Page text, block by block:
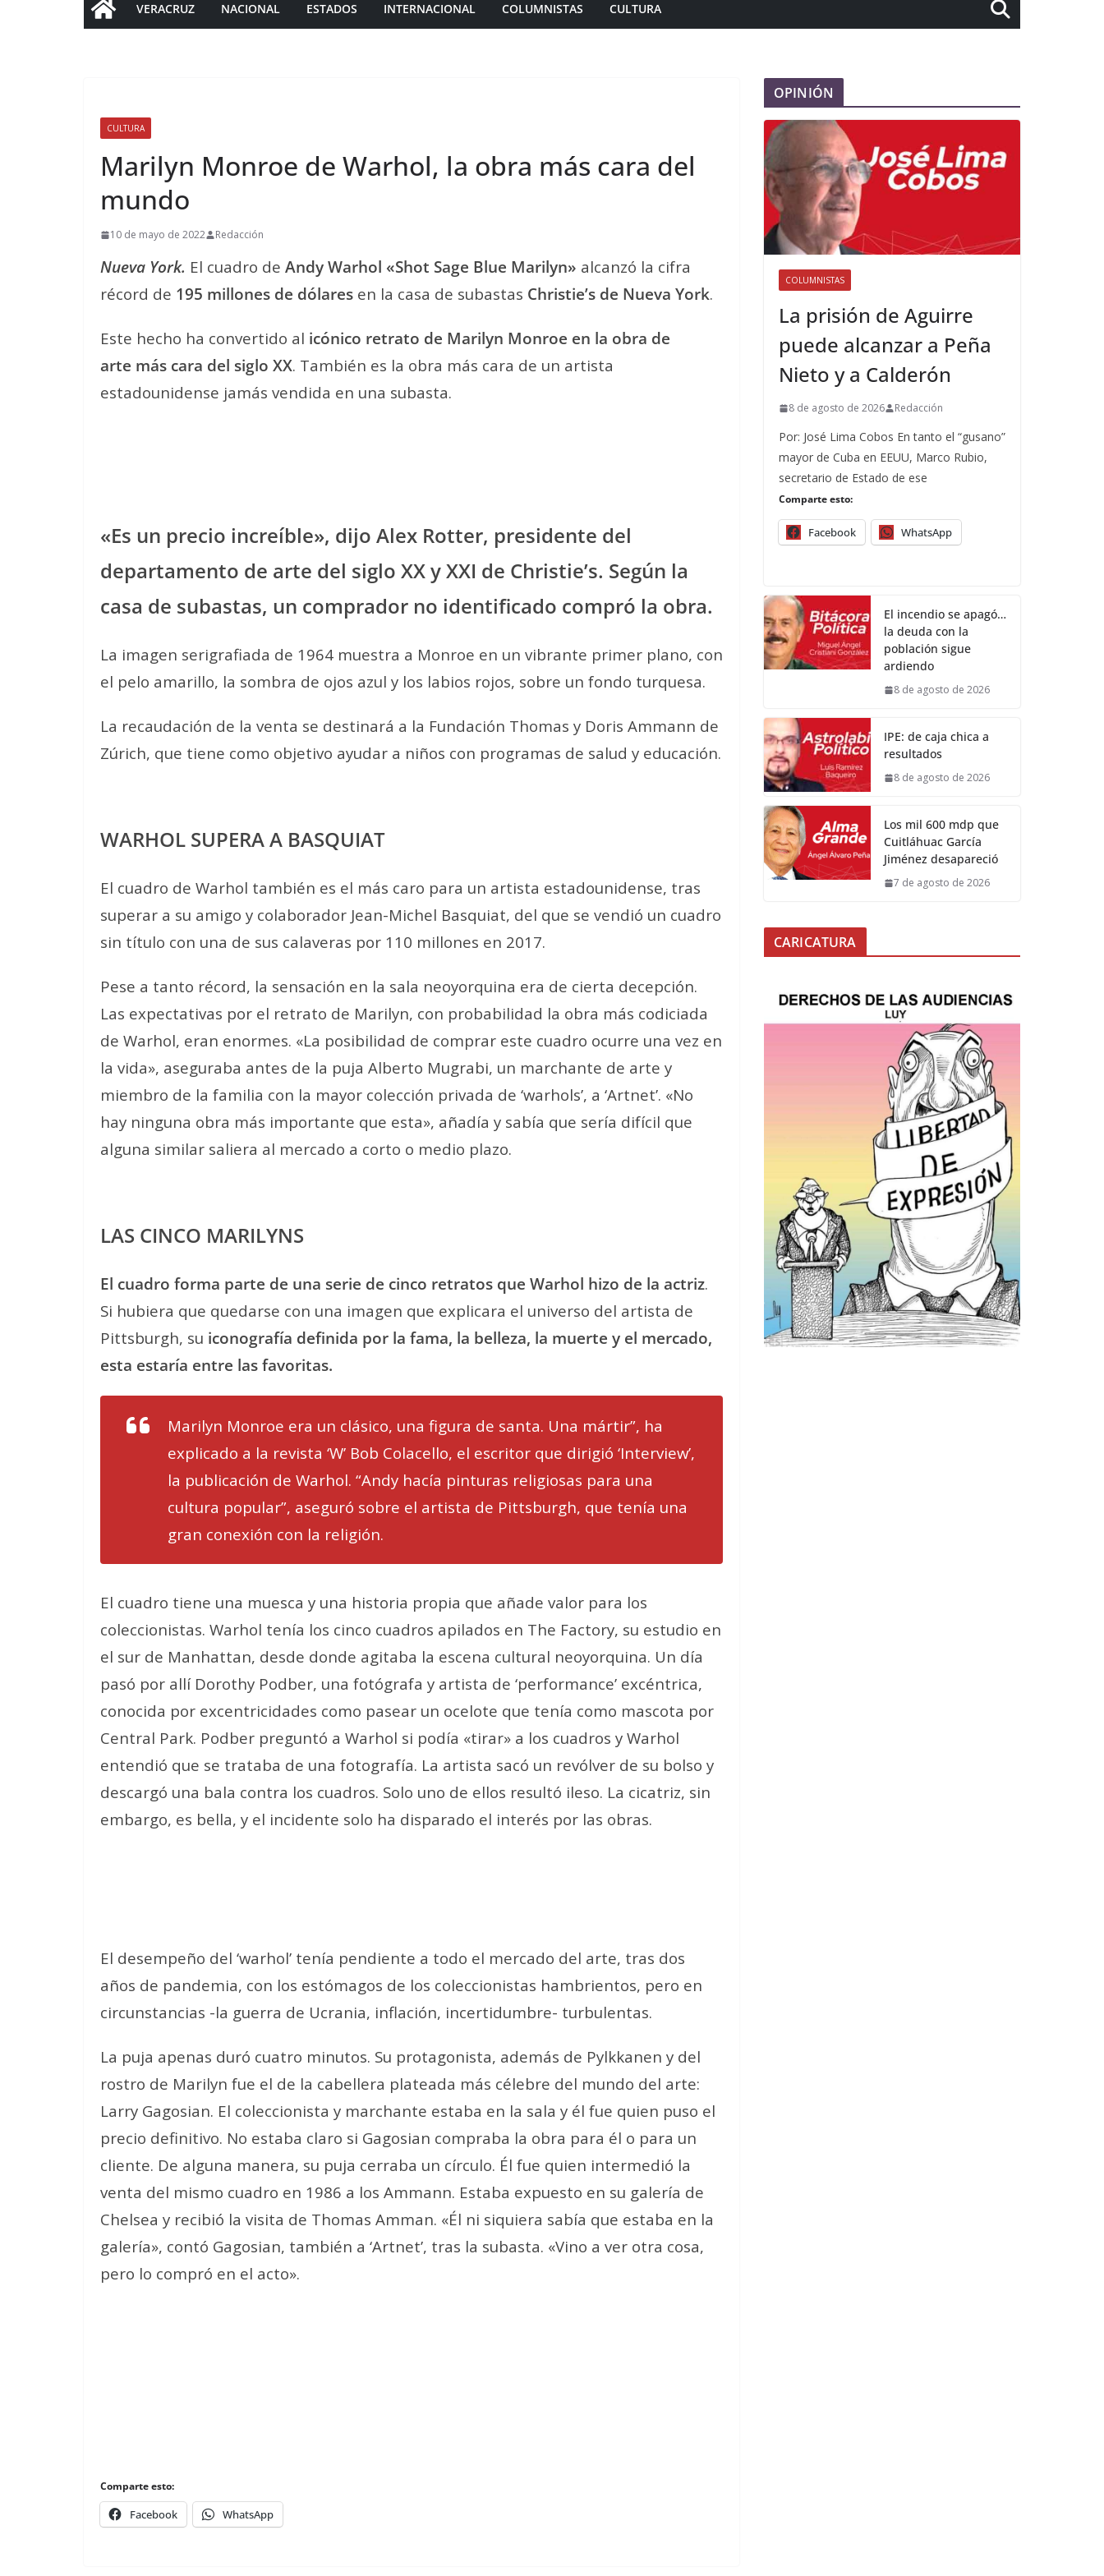
VERACRUZ NACIONAL ESTADOS INTERNACIONAL COLUMNISTAS CULTURA
CULTURA
Marilyn Monroe de Warhol, la obra más cara del
mundo
10 de mayo de 2022 Redacción
Nueva York. El cuadro de Andy Warhol «Shot Sage Blue Marilyn» alcanzó la cifra
récord de 195 millones de dólares en la casa de subastas Christie’s de Nueva York.
Este hecho ha convertido al icónico retrato de Marilyn Monroe en la obra de
arte más cara del siglo XX. También es la obra más cara de un artista
estadounidense jamás vendida en una subasta.
«Es un precio increíble», dijo Alex Rotter, presidente del
departamento de arte del siglo XX y XXI de Christie’s. Según la
casa de subastas, un comprador no identificado compró la obra.
La imagen serigrafiada de 1964 muestra a Monroe en un vibrante primer plano, con
el pelo amarillo, la sombra de ojos azul y los labios rojos, sobre un fondo turquesa.
La recaudación de la venta se destinará a la Fundación Thomas y Doris Ammann de
Zúrich, que tiene como objetivo ayudar a niños con programas de salud y educación.
WARHOL SUPERA A BASQUIAT
El cuadro de Warhol también es el más caro para un artista estadounidense, tras
superar a su amigo y colaborador Jean-Michel Basquiat, del que se vendió un cuadro
sin título con una de sus calaveras por 110 millones en 2017.
Pese a tanto récord, la sensación en la sala neoyorquina era de cierta decepción.
Las expectativas por el retrato de Marilyn, con probabilidad la obra más codiciada
de Warhol, eran enormes. «La posibilidad de comprar este cuadro ocurre una vez en
la vida», aseguraba antes de la puja Alberto Mugrabi, un marchante de arte y
miembro de la familia con la mayor colección privada de ‘warhols’, a ‘Artnet’. «No
hay ninguna obra más importante que esta», añadía y sabía que sería difícil que
alguna similar saliera al mercado a corto o medio plazo.
LAS CINCO MARILYNS
El cuadro forma parte de una serie de cinco retratos que Warhol hizo de la actriz.
Si hubiera que quedarse con una imagen que explicara el universo del artista de
Pittsburgh, su iconografía definida por la fama, la belleza, la muerte y el mercado,
esta estaría entre las favoritas.
Marilyn Monroe era un clásico, una figura de santa. Una mártir”, ha
explicado a la revista ‘W’ Bob Colacello, el escritor que dirigió ‘Interview’,
la publicación de Warhol. “Andy hacía pinturas religiosas para una
cultura popular”, aseguró sobre el artista de Pittsburgh, que tenía una
gran conexión con la religión.
El cuadro tiene una muesca y una historia propia que añade valor para los
coleccionistas. Warhol tenía los cinco cuadros apilados en The Factory, su estudio en
el sur de Manhattan, desde donde agitaba la escena cultural neoyorquina. Un día
pasó por allí Dorothy Podber, una fotógrafa y artista de ‘performance’ excéntrica,
conocida por excentricidades como pasear un ocelote que tenía como mascota por
Central Park. Podber preguntó a Warhol si podía «tirar» a los cuadros y Warhol
entendió que se trataba de una fotografía. La artista sacó un revólver de su bolso y
descargó una bala contra los cuadros. Solo uno de ellos resultó ileso. La cicatriz, sin
embargo, es bella, y el incidente solo ha disparado el interés por las obras.
El desempeño del ‘warhol’ tenía pendiente a todo el mercado del arte, tras dos
años de pandemia, con los estómagos de los coleccionistas hambrientos, pero en
circunstancias -la guerra de Ucrania, inflación, incertidumbre- turbulentas.
La puja apenas duró cuatro minutos. Su protagonista, además de Pylkkanen y del
rostro de Marilyn fue el de la cabellera plateada más célebre del mundo del arte:
Larry Gagosian. El coleccionista y marchante estaba en la sala y él fue quien puso el
precio definitivo. No estaba claro si Gagosian compraba la obra para él o para un
cliente. De alguna manera, su puja cerraba un círculo. Él fue quien intermedió la
venta del mismo cuadro en 1986 a los Ammann. Estaba expuesto en su galería de
Chelsea y recibió la visita de Thomas Amman. «Él ni siquiera sabía que estaba en la
galería», contó Gagosian, también a ‘Artnet’, tras la subasta. «Vino a ver otra cosa,
pero lo compró en el acto».
Comparte esto:
Facebook WhatsApp
OPINIÓN
COLUMNISTAS
La prisión de Aguirre
puede alcanzar a Peña
Nieto y a Calderón
8 de agosto de 2026 Redacción
Por: José Lima Cobos En tanto el “gusano”
mayor de Cuba en EEUU, Marco Rubio,
secretario de Estado de ese
Comparte esto:
Facebook WhatsApp
El incendio se apagó…
la deuda con la
población sigue
ardiendo
8 de agosto de 2026
IPE: de caja chica a
resultados
8 de agosto de 2026
Los mil 600 mdp que
Cuitláhuac García
Jiménez desapareció
7 de agosto de 2026
CARICATURA